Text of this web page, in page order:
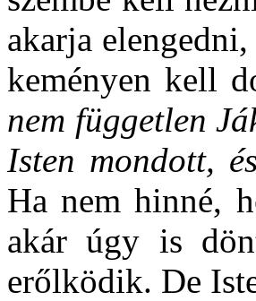
akarja
keményen kell
nem független
Isten mondott,
Ha nem hinné,
akár úgy is
erőlködik. De